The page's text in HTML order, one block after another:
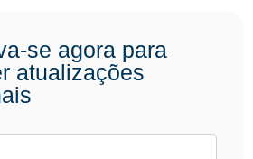
se agora para
atualizações